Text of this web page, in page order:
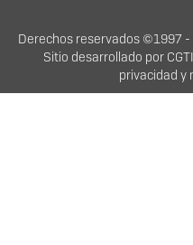
Derechos
Derechos reservados ©1997 -
Sitio desarrollado por CGTI
privacidad y